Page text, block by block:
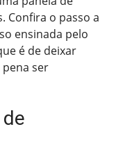
Confira o passo a
ensinada pelo
é de deixar
ser